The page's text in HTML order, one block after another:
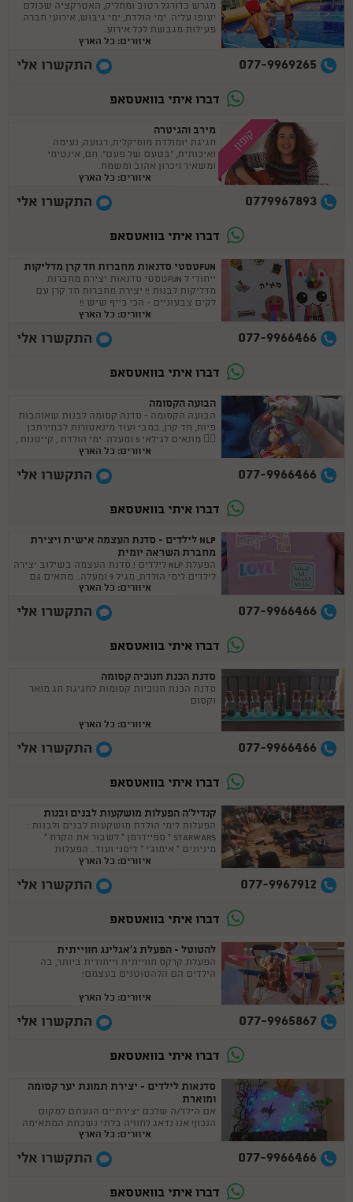
מגרש כדורגל רטוב ומחליק, האטרקציה שכולם
יעופו עליה. ימי הולדת, ימי גיבוש, אירועי חברה.
פעילות מגבשת לכל אירוע.
איזורים: כל הארץ
077-9969265 התקשרו אלי
דברו איתי בוואטסאפ
קופון מירב והגיטרה
חגיגת יומולדת מוסיקלית, רגועה, נעימה
ואיכותית, "בטעם של פעם". חם, אינטימי
ומשאיר זיכרון אהוב ומשמח.
איזורים: כל הארץ
0779967893 התקשרו אלי
דברו איתי בוואטסאפ
FUNטסטי סדנאות מחברות חד קרן מדליקות
ייחודי ל FUNטסטי סדנאות יצירת מחברות
מדליקות לבנות !! יצירת מחברות חד קרן עם
לקים צבעוניים - הכי כייף שיש !!
איזורים: כל הארץ
077-9966466 התקשרו אלי
דברו איתי בוואטסאפ
הבועה הקסומה
הבועה הקסומה - סדנה קסומה לבנות שאוהבות
פיות, חד קרן, במבי ועוד מינאטורות לבחירתכן
🧚‍♀ מתאים לגילאי 5 ומעלה. ימי הולדת , קייטנות ,
איזורים: כל הארץ
077-9966466 התקשרו אלי
דברו איתי בוואטסאפ
NLP לילדים - סדנת העצמה אישית ויצירת
מחברת השראה יומית
הפעלת NLP לילדים ! סדנת העצמה בשילוב יצירה
לילדים לימי הולדת, מגיל 9 ומעלה.. מתאים גם
איזורים: כל הארץ
077-9966466 התקשרו אלי
דברו איתי בוואטסאפ
סדנת הכנת חנוכיה קסומה
סדנת הכנת חנוכיות קסומות לחגיגת חג מואר
וקסום
איזורים: כל הארץ
077-9966466 התקשרו אלי
דברו איתי בוואטסאפ
קנדיל'ה הפעלות מושקעות לבנים ובנות
הפעלות לימי הולדת מושקעות לבנים ולבנות :
STARWARS * ספיידרמן * לשבור את הקרח *
מיניונים * אימוג'י * דיסני ועוד.. הפעלות
מותאמות ליום הולדת לבנים וגם לבנות.
איזורים: כל הארץ
077-9967912 התקשרו אלי
דברו איתי בוואטסאפ
להטוטל - הפעלת ג'אגלינג חווייתית
הפעלת קרקס חווייתית וייחודית ביותר, בה
הילדים הם הלהטוטנים בעצמם!
איזורים: כל הארץ
077-9965867 התקשרו אלי
דברו איתי בוואטסאפ
סדנאות לילדים - יצירת תמונת יער קסומה
ומוארת
אם הילד/ה שלכם יצירתיים הגעתם למקום
הנכון! אנו נדאג לחוויה בלתי נשכחת המתאימה
איזורים: כל הארץ
077-9966466 התקשרו אלי
דברו איתי בוואטסאפ